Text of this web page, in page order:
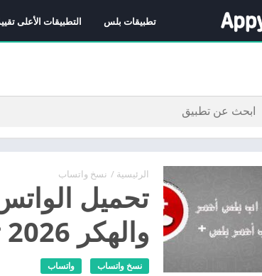
تطبيقات بلس التطبيقات الأعلى
الرئيسية / نسخ واتساب
تحميل
والهكر 2026 تنزيل واتساب جديد
نسخ واتساب واتساب